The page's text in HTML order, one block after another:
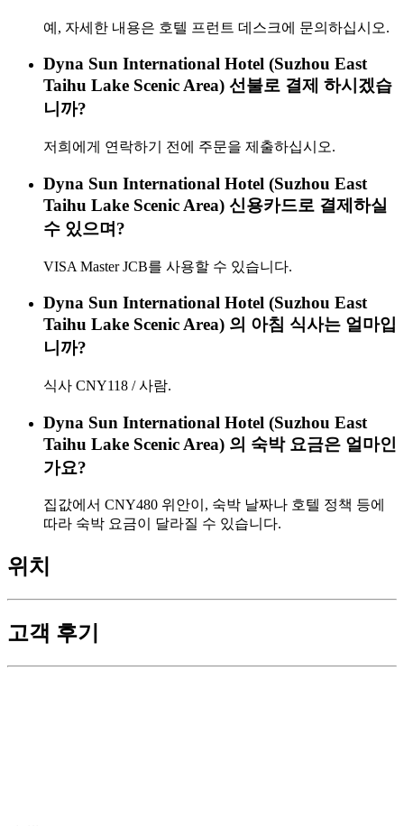
예, 자세한 내용은 호텔 프런트 데스크에 문의하십시오.
Dyna Sun International Hotel (Suzhou East
Taihu Lake Scenic Area) 선불로 결제 하시겠습
니까?
저희에게 연락하기 전에 주문을 제출하십시오.
Dyna Sun International Hotel (Suzhou East
Taihu Lake Scenic Area) 신용카드로 결제하실
수 있으며?
VISA Master JCB를 사용할 수 있습니다.
Dyna Sun International Hotel (Suzhou East
Taihu Lake Scenic Area) 의 아침 식사는 얼마입
니까?
식사 CNY118 / 사람.
Dyna Sun International Hotel (Suzhou East
Taihu Lake Scenic Area) 의 숙박 요금은 얼마인
가요?
집값에서 CNY480 위안이, 숙박 날짜나 호텔 정책 등에
따라 숙박 요금이 달라질 수 있습니다.
위치
고객 후기